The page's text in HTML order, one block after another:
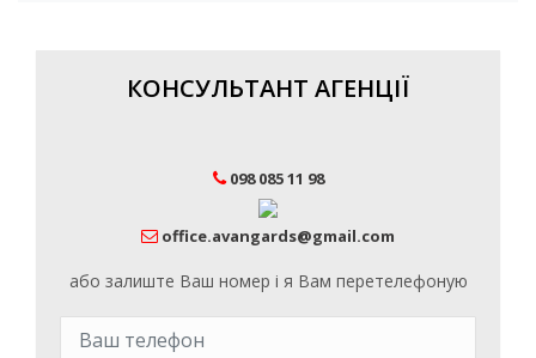
КОНСУЛЬТАНТ АГЕНЦІЇ
098 085 11 98
office.avangards@gmail.com
або залиште Ваш номер і я Вам перетелефоную